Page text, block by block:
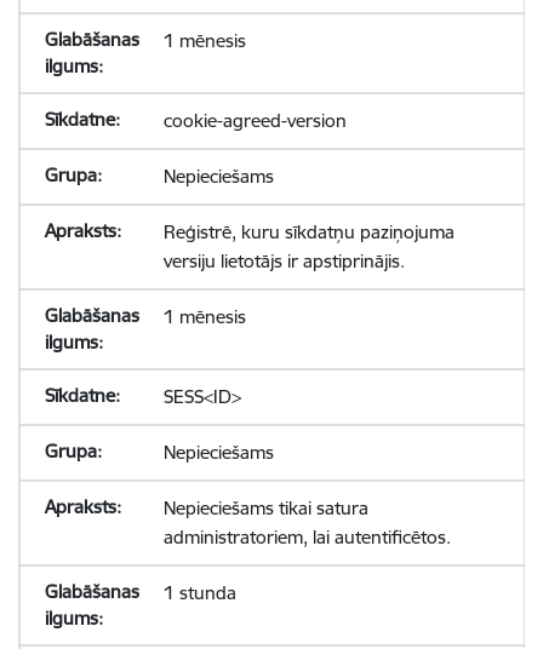
1 mēnesis
cookie-agreed-version
Nepieciešams
Reģistrē, kuru sīkdatņu paziņojuma
versiju lietotājs ir apstiprinājis.
1 mēnesis
SESS<ID>
Nepieciešams
Nepieciešams tikai satura
administratoriem, lai autentificētos.
1 stunda